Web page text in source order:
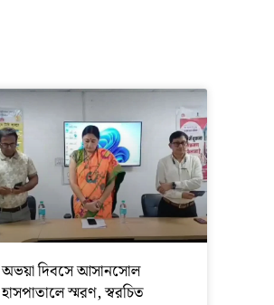
অভয়া দিবসে আসানসোল
হাসপাতালে স্মরণ, স্বরচিত